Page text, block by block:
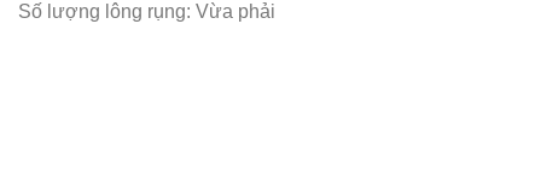
Số lượng lông rụng: Vừa phải